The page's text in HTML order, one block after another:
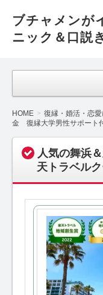
ブチャメンが
ニック＆口説
HOME 復縁・婚活・恋
金 復縁大学男性サポート
人気の舞浜
天トラベル